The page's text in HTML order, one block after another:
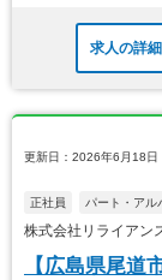
求人の詳
更新日：2026年6月18日
正社員 パート・アル
株式会社リライア
【広島県尾